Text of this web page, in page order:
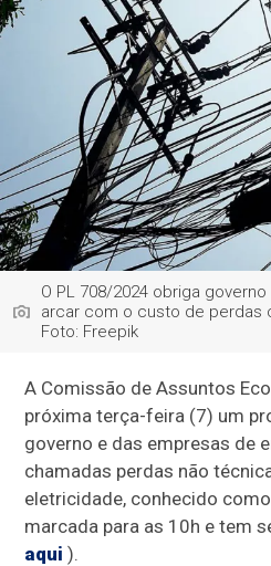
O PL 708/2024 obriga
arcar com o custo de perdas
Foto: Freepik
A Comissão de Assuntos
próxima terça-feira (7) um
governo e das empresas de
chamadas perdas não
eletricidade, conhecido
marcada para as 10h e tem
aqui ).